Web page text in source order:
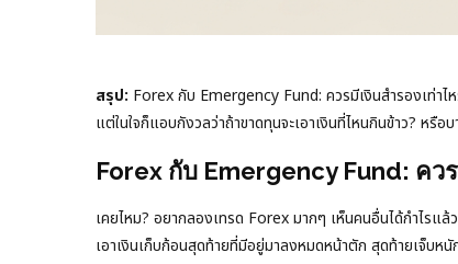
สรุป: Forex กับ Emergency Fund: ควรมีเงินสำรองเท่าไ
แต่ในใจก็แอบกังวลว่าถ้าขาดทุนจะเอาเงินที่ไหนกินข้าว? หรื
Forex กับ Emergency Fund: คว
เคยไหม? อยากลองเทรด Forex มากๆ เห็นคนอื่นได้กำไรแ
เอาเงินเก็บก้อนสุดท้ายที่มีอยู่มาลงหมดหน้าตัก สุดท้ายเจ็บห